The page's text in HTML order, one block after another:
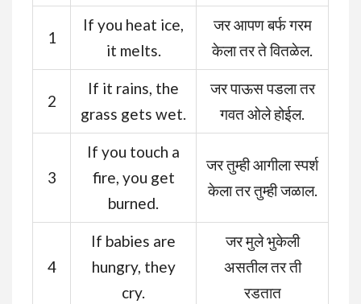
1
If you heat ice,
it melts.
जर आपण बर्फ गरम
केला तर ते वितळेल.
2
If it rains, the
grass gets wet.
जर पाऊस पडला तर
गवत ओले होईल.
3
If you touch a
fire, you get
burned.
जर तुम्ही आगीला स्पर्श
केला तर तुम्ही जळाल.
4
If babies are
hungry, they
cry.
जर मुले भुकेली
असतील तर ती
रडतात